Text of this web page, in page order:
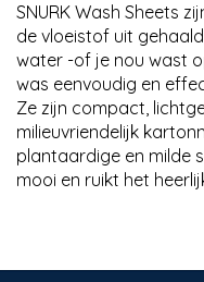
SNURK Wash Sheets
de vloeistof uit
water -of je nou wast
was eenvoudig en
Ze zijn compact,
milieuvriendelijk
plantaardige en milde
mooi en ruikt het